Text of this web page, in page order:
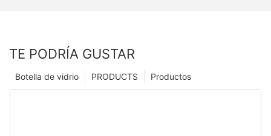
TE PODRÍA GUSTAR
Productos
PRODUCTS
Botella de vidrio